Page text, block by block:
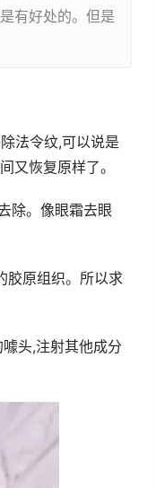
有好处的。但是
法令纹,可以说是
又恢复原样了。
除。像眼霜去眼
胶原组织。所以求
头,注射其他成分